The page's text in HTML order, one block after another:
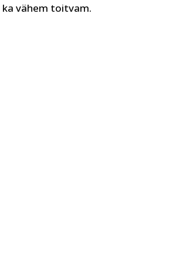
vähem toitvam.